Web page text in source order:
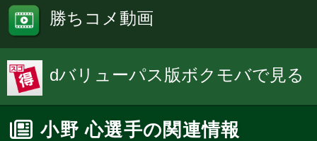
勝ちコメ動画
dバリューパス版ボクモバで見る
小野 心選手の関連情報